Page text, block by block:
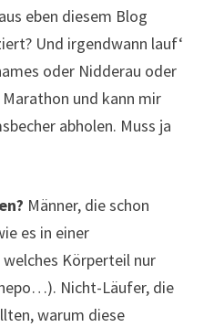
eben diesem Blog
Und irgendwann lauf‘
oder Nidderau oder
und kann mir
abholen. Muss ja
Männer, die schon
es in einer
Körperteil nur
Nicht-Läufer, die
warum diese